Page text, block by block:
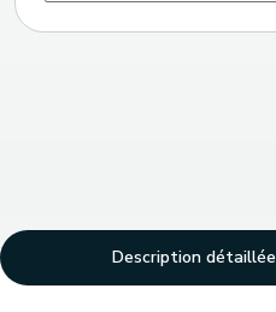
Description détaillée